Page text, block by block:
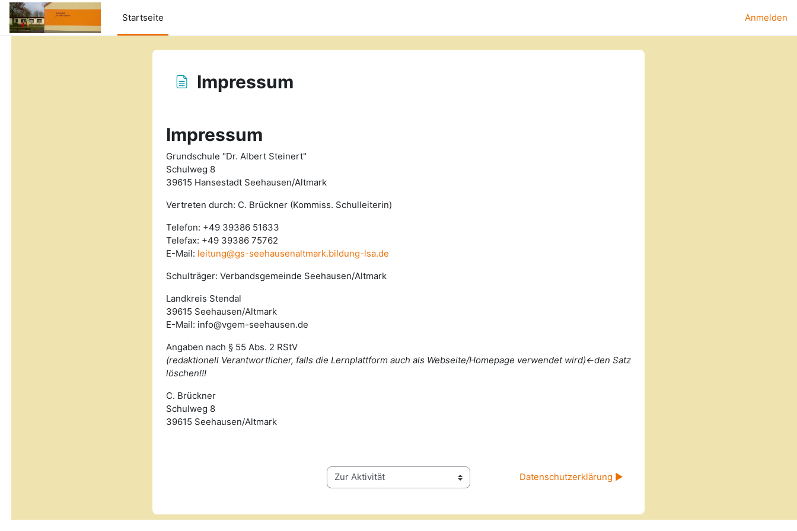
Zum Hauptinhalt
Startseite
Anmelden
Impressum
Impressum
Grundschule "Dr. Albert Steinert"
Schulweg 8
39615 Hansestadt Seehausen/Altmark
Vertreten durch: C. Brückner (Kommiss. Schulleiterin)
Telefon: +49 39386 51633
Telefax: +49 39386 75762
E-Mail: leitung@gs-seehausenaltmark.bildung-lsa.de
Schulträger: Verbandsgemeinde Seehausen/Altmark
Landkreis Stendal
39615 Seehausen/Altmark
E-Mail: info@vgem-seehausen.de
Angaben nach § 55 Abs. 2 RStV
(redaktionell Verantwortlicher, falls die Lernplattform auch als Webseite/Homepage verwendet wird)<-den Satz
löschen!!!
C. Brückner
Schulweg 8
39615 Seehausen/Altmark
Zur Aktivität Datenschutzerklärung ▶︎